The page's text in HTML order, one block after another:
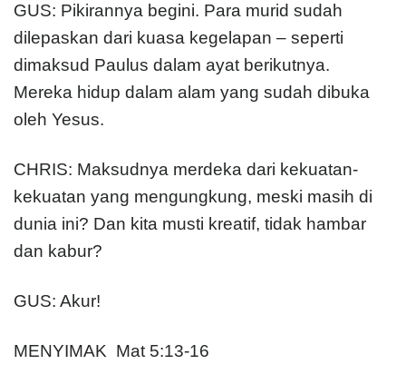
GUS: Pikirannya begini. Para murid sudah
dilepaskan dari kuasa kegelapan – seperti
dimaksud Paulus dalam ayat berikutnya.
Mereka hidup dalam alam yang sudah dibuka
oleh Yesus.
CHRIS: Maksudnya merdeka dari kekuatan-
kekuatan yang mengungkung, meski masih di
dunia ini? Dan kita musti kreatif, tidak hambar
dan kabur?
GUS: Akur!
MENYIMAK Mat 5:13-16